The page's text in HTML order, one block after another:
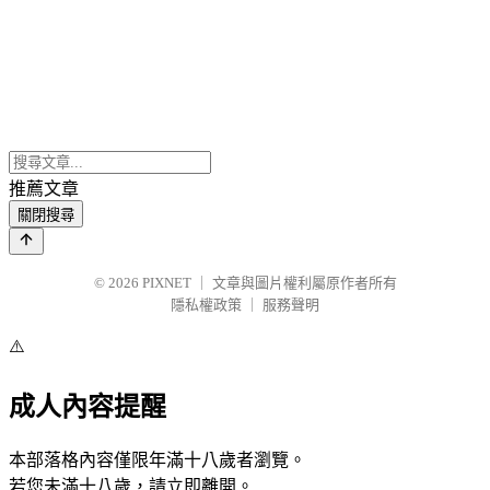
推薦文章
關閉搜尋
© 2026 PIXNET
文章與圖片權利屬原作者所有
隱私權政策
服務聲明
⚠️
成人內容提醒
本部落格內容僅限年滿十八歲者瀏覽。